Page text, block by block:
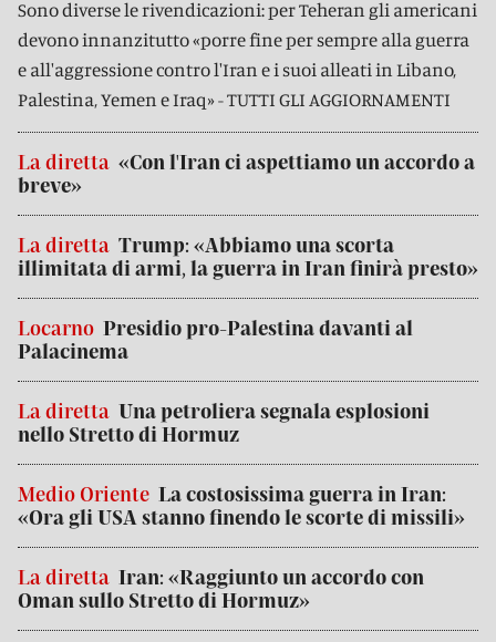
Sono diverse le rivendicazioni: per Teheran gli americani
devono innanzitutto «porre fine per sempre alla guerra
e all'aggressione contro l'Iran e i suoi alleati in Libano,
Palestina, Yemen e Iraq» - TUTTI GLI AGGIORNAMENTI
La diretta «Con l'Iran ci aspettiamo un accordo a
breve»
La diretta Trump: «Abbiamo una scorta
illimitata di armi, la guerra in Iran finirà presto»
Locarno Presidio pro-Palestina davanti al
Palacinema
La diretta Una petroliera segnala esplosioni
nello Stretto di Hormuz
Medio Oriente La costosissima guerra in Iran:
«Ora gli USA stanno finendo le scorte di missili»
La diretta Iran: «Raggiunto un accordo con
Oman sullo Stretto di Hormuz»